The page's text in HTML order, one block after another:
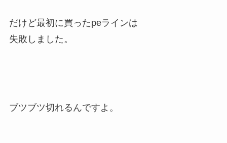
だけど最初に買ったpeラインは
失敗しました。
ブツブツ切れるんですよ。